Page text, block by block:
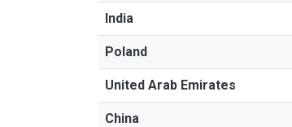
India
Poland
United Arab Emirates
China